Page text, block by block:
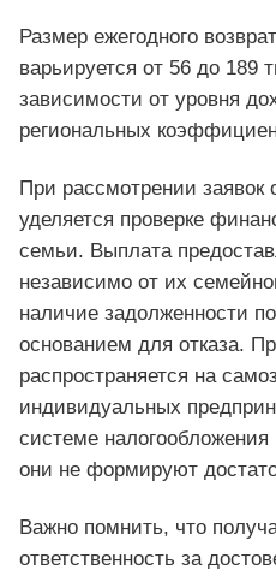
Размер ежегодного
варьируется от 56 до 189
зависимости от уровня
региональных
При рассмотрении заявок
уделяется проверке
семьи. Выплата
независимо от их
наличие задолженности
основанием для отказа.
распространяется на
индивидуальных
системе налогообложения
они не формируют
Важно помнить, что
ответственность за